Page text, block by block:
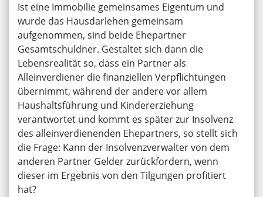
Ist eine Immobilie gemeinsames Eigentum und
wurde das Hausdarlehen gemeinsam
aufgenommen, sind beide Ehepartner
Gesamtschuldner. Gestaltet sich dann die
Lebensrealität so, dass ein Partner als
Alleinverdiener die finanziellen Verpflichtungen
übernimmt, während der andere vor allem
Haushaltsführung und Kindererziehung
verantwortet und kommt es später zur Insolvenz
des alleinverdienenden Ehepartners, so stellt sich
die Frage: Kann der Insolvenzverwalter von dem
anderen Partner Gelder zurückfordern, wenn
dieser im Ergebnis von den Tilgungen profitiert
hat?